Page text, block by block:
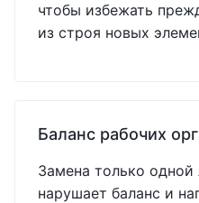
чтобы избежать
из строя новых
Баланс рабочих
Замена только
нарушает баланс и